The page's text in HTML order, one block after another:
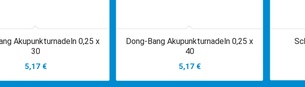
Akupunkturnadeln 0,25 x
30
5,17 €
Dong-Bang Akupunkturnadeln 0,25 x
40
5,17 €